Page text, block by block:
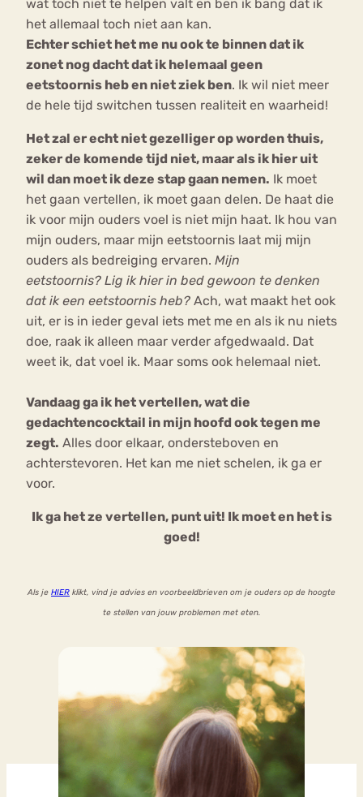
wat toch niet te helpen valt en ben ik bang dat ik
het allemaal toch niet aan kan.
Echter schiet het me nu ook te binnen dat ik
zonet nog dacht dat ik helemaal geen
eetstoornis heb en niet ziek ben. Ik wil niet meer
de hele tijd switchen tussen realiteit en waarheid!
Het zal er echt niet gezelliger op worden thuis,
zeker de komende tijd niet, maar als ik hier uit
wil dan moet ik deze stap gaan nemen. Ik moet
het gaan vertellen, ik moet gaan delen. De haat die
ik voor mijn ouders voel is niet mijn haat. Ik hou van
mijn ouders, maar mijn eetstoornis laat mij mijn
ouders als bedreiging ervaren. Mijn
eetstoornis? Lig ik hier in bed gewoon te denken
dat ik een eetstoornis heb? Ach, wat maakt het ook
uit, er is in ieder geval iets met me en als ik nu niets
doe, raak ik alleen maar verder afgedwaald. Dat
weet ik, dat voel ik. Maar soms ook helemaal niet.
Vandaag ga ik het vertellen, wat die
gedachtencocktail in mijn hoofd ook tegen me
zegt. Alles door elkaar, ondersteboven en
achterstevoren. Het kan me niet schelen, ik ga er
voor.
Ik ga het ze vertellen, punt uit! Ik moet en het is
goed!
Als je HIER klikt, vind je advies en voorbeeldbrieven om je ouders op de hoogte
te stellen van jouw problemen met eten.